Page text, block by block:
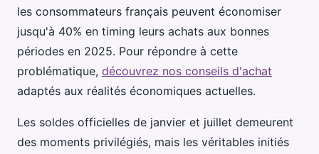
les consommateurs français peuvent économiser
jusqu'à 40% en timing leurs achats aux bonnes
périodes en 2025. Pour répondre à cette
problématique, découvrez nos conseils d'achat
adaptés aux réalités économiques actuelles.
Les soldes officielles de janvier et juillet demeurent
des moments privilégiés, mais les véritables initiés